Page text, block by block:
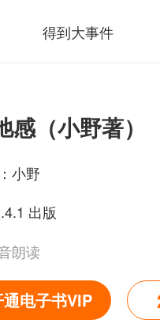
得到大事件
感（小野著）
小野
出版
朗读
电子书VIP